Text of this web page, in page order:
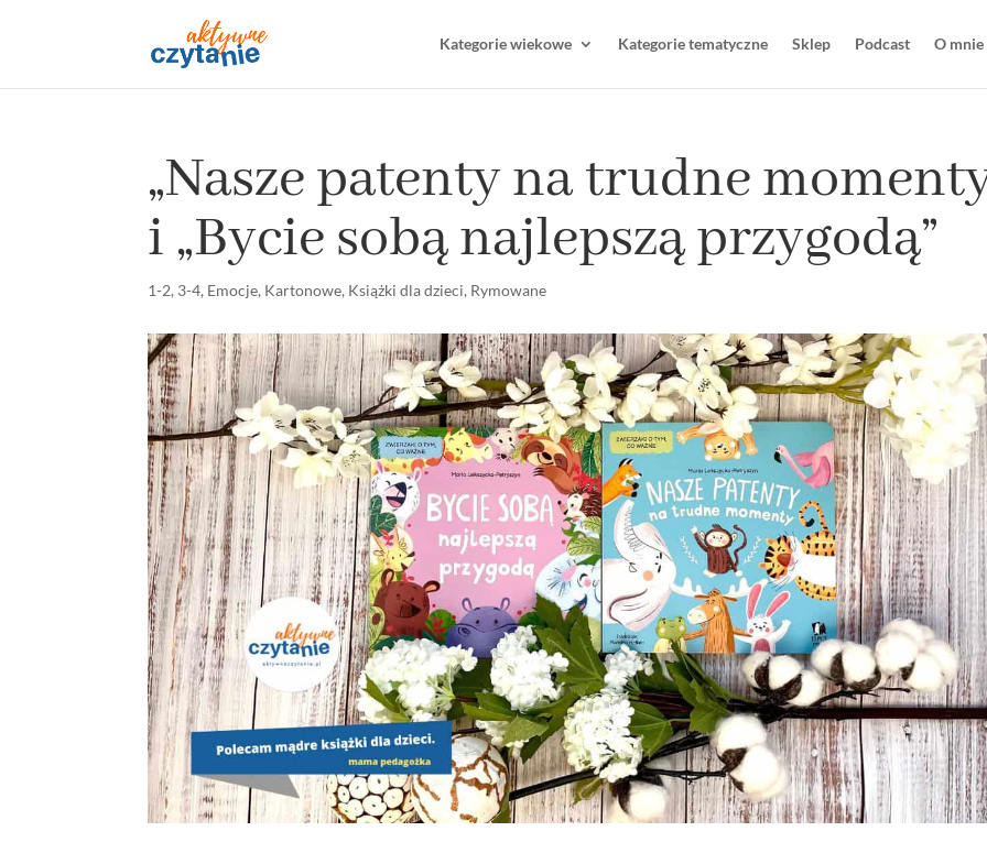
Kategorie wiekowe Kategorie tematyczne Sklep Podcast O mnie
„Nasze patenty na trudne
i „Bycie sobą najlepszą przygodą”
1-2, 3-4, Emocje, Kartonowe, Książki dla dzieci, Rymowane